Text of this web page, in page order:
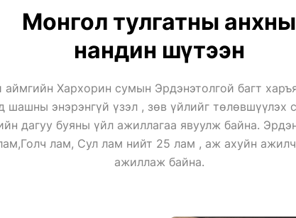
Монгол тулгатны анхны
нандин шүтээн
Хархорин сумын Эрдэнэтолгой багт
шашны энэрэнгүй үзэл , зөв үйлийг төлөвшүүлэх
дагуу буяны үйл ажиллагаа явуулж байна.
лам, Сул лам нийт 25 лам , аж ахуйн
ажиллаж байна.